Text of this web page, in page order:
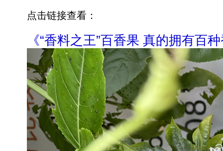
点击链接查看：
《“香料之王”百香果 真的拥有百